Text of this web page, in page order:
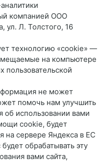
компанией ООО
ул. Л. Толстого, 16
технологию «cookie» —
на компьютере
пользовательской
не может
помочь нам улучшить
об использовании вами
cookie, будет
на сервере Яндекса в ЕС
обрабатывать эту
вами сайта,